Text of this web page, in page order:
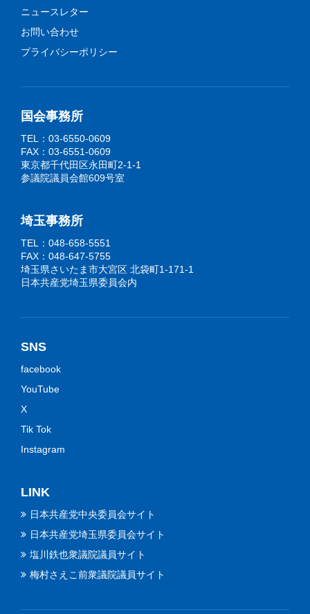
ニュースレター
お問い合わせ
プライバシーポリシー
国会事務所
TEL：03-6550-0609
FAX：03-6551-0609
東京都千代田区永田町2-1-1
参議院議員会館609号室
埼玉事務所
TEL：048-658-5551
FAX：048-647-5755
埼玉県さいたま市大宮区 北袋町1-171-1
日本共産党埼玉県委員会内
SNS
facebook
YouTube
X
Tik Tok
Instagram
LINK
日本共産党中央委員会サイト
日本共産党埼玉県委員会サイト
塩川鉄也衆議院議員サイト
梅村さえこ前衆議院議員サイト